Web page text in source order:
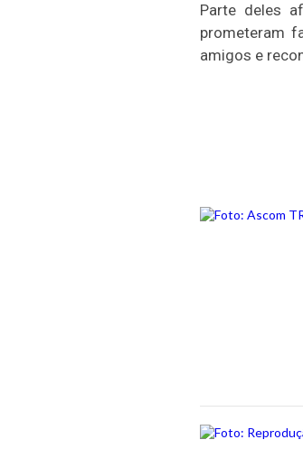
Parte deles
prometeram
amigos e